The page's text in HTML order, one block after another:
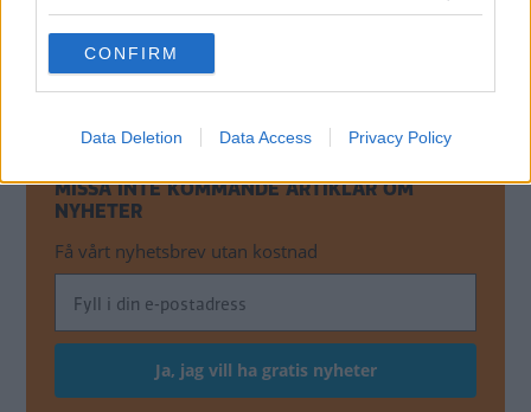
use your data for below specified purposes in below Google
consent section.
CONFIRM
Data Deletion Data Access Privacy Policy
MISSA INTE KOMMANDE ARTIKLAR OM
NYHETER
Få vårt nyhetsbrev utan kostnad